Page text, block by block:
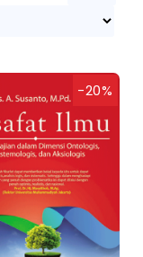
-20%